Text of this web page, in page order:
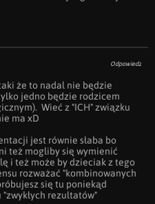
Odpowiedz
że to nadal nie będzie
jedno będzie rodzicem
Wieć z "ICH" związku
ma xD
jest równie słaba bo
też mogliby się wymienić
i też może by dzieciak z tego
rozważać "kombinowanych
się tu poniekąd
rezultatów"